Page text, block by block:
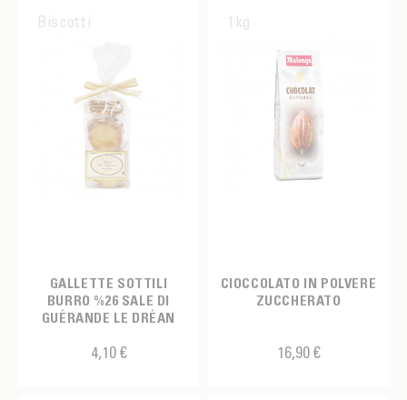
Rosa
Tricolore blu
Tricolore blu
Tricolore verde
Tricolore verde
acciaio inox
cachi
rosa/giallo
Frutto della passione
Limone
Mandorle
Rosa
Biscotti
GALLETTE SOTTILI
BURRO %26 SALE DI
GUÉRANDE LE DRÉAN
4,10 €
1kg
CIOCCOLATO IN POLVERE
ZUCCHERATO
16,90 €